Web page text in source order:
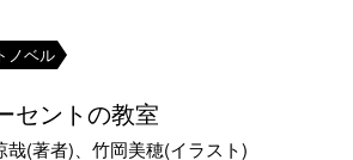
ノベル
セントの教室
哉(著者)、竹岡美穂(イラスト)